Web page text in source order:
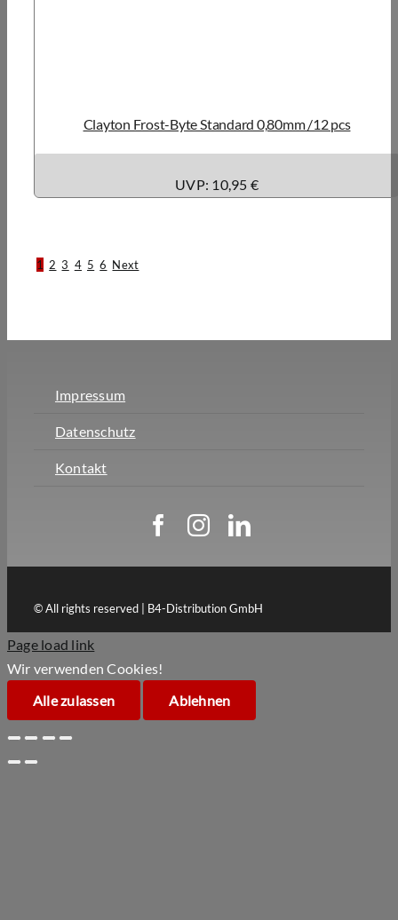
Clayton Frost-Byte Standard 0,80mm /12 pcs
UVP: 10,95 €
1 2 3 4 5 6 Next
Impressum
Datenschutz
Kontakt
© All rights reserved | B4-Distribution GmbH
Page load link
Wir verwenden Cookies!
Alle zulassen
Ablehnen